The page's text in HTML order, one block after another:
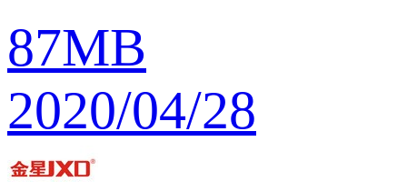
87MB
2020/04/28